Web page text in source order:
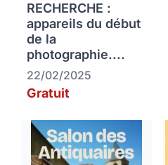
RECHERCHE :
appareils du début
de la
photographie....
22/02/2025
Gratuit